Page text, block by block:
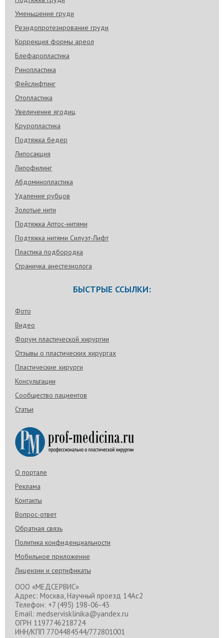
Уменьшение груди
Реэндопротезирование груди
Коррекция формы ареол
Блефаропластика
Ринопластика
Фейслифтинг
Отопластика
Увеличение ягодиц
Круропластика
Подтяжка бедер
Липосакция
Липофилинг
Абдоминопластика
Удаление рубцов
Золотые нити
Подтяжка Аптос-нитями
Подтяжка нитями Силуэт-Лифт
Пластика подбородка
Страничка анестезиолога
БЫСТРЫЕ ССЫЛКИ:
Фото
Видео
Форум пластической хирургии
Отзывы о пластических хирургах
Пластические хирурги
Консультации
Сообщество пациентов
Статьи
О портале
Реклама
Контакты
Вопрос-ответ
Обратная связь
Политика конфиденциальности
Мобильное приложение
Лицензии и сертификаты
ООО «МЕДСЕРВИС»
Адрес: Москва, Научный проезд 14Ас2
Телефон: +7 (495) 198-06-43
Email: medservisklinika@yandex.ru
ОГРН 1197746218724
ИНН/КПП 7704484544/772801001